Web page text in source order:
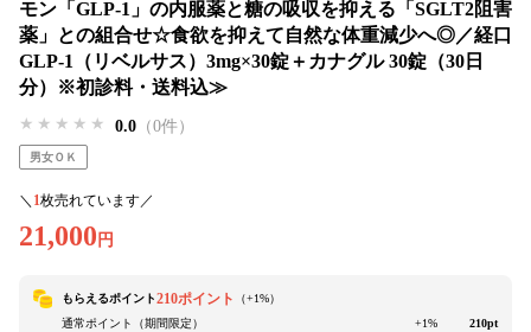
モン「GLP-1」の内服薬と糖の吸収を抑える「SGLT2阻害
薬」との組合せ☆食欲を抑えて自然な体重減少へ◎／経口
GLP-1（リベルサス）3mg×30錠＋カナグル 30錠（30日
分）※初診料・送料込≫
★★★★★
★★★★★
★★★★★ 0.0 （0件）
男女ＯＫ
＼ 1枚売れています／
21,000 円
もらえるポイント210ポイント （+1%）
通常ポイント（期間限定）
+1% 210pt